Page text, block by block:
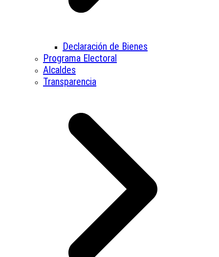
Declaración de Bienes
Programa Electoral
Alcaldes
Transparencia